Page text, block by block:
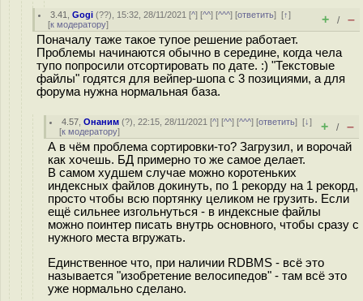
3.41 ,Gogi (??), 15:32, 28/11/2021 [^] [^^] [^^^] [ответить][↑]
[к модератору] + / –
Поначалу таже такое тупое решение работает.
Проблемы начинаются обычно в середине, когда чела
тупо попросили отсортировать по дате. :) "Текстовые
файлы" годятся для вейпер-шопа с 3 позициями, а для
форума нужна нормальная база.
4.57 ,Онаним (?), 22:15, 28/11/2021 [^] [^^] [^^^] [ответить][↓]
[к модератору] + / –
А в чём проблема сортировки-то? Загрузил, и ворочай
как хочешь. БД примерно то же самое делает.
В самом худшем случае можно коротеньких
индексных файлов докинуть, по 1 рекорду на 1 рекорд,
просто чтобы всю портянку целиком не грузить. Если
ещё сильнее изгольнуться - в индексные файлы
можно поинтер писать внутрь основного, чтобы сразу с
нужного места вгружать.
Единственное что, при наличии RDBMS - всё это
называется "изобретение велосипедов" - там всё это
уже нормально сделано.